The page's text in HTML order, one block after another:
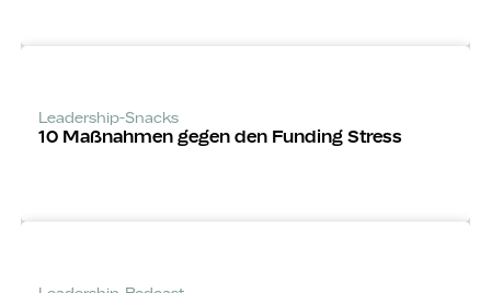
Leadership-Snacks
10 Maßnahmen gegen den Funding Stress